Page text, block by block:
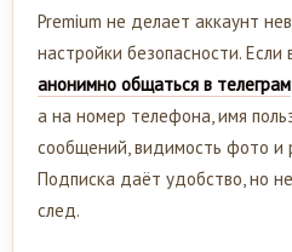
Premium не делает аккаунт
настройки безопасности.
анонимно общаться в телеграм
а на номер телефона, имя
сообщений, видимость фото и
Подписка даёт удобство, но
след.